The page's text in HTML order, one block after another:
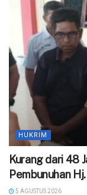
HUKRIM
‎Kurang dari 48
Pembunuhan
5 AGUSTUS 2026